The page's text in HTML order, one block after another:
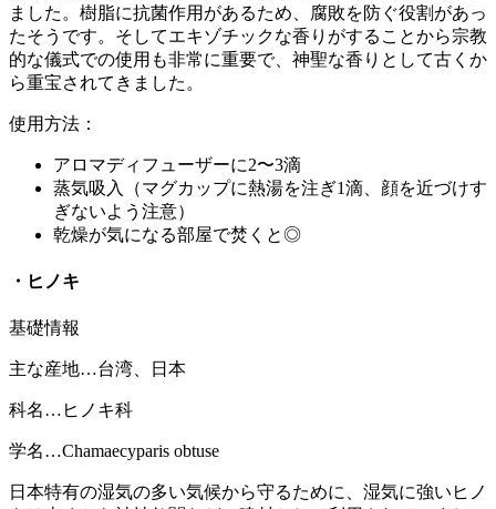
ました。樹脂に抗菌作用があるため、腐敗を防ぐ役割があっ
たそうです。そしてエキゾチックな香りがすることから宗教
的な儀式での使用も非常に重要で、神聖な香りとして古くか
ら重宝されてきました。
使用方法：
アロマディフューザーに2〜3滴
蒸気吸入（マグカップに熱湯を注ぎ1滴、顔を近づけす
ぎないよう注意）
乾燥が気になる部屋で焚くと◎
・ヒノキ
基礎情報
主な産地…台湾、日本
科名…ヒノキ科
学名…Chamaecyparis obtuse
日本特有の湿気の多い気候から守るために、湿気に強いヒノ